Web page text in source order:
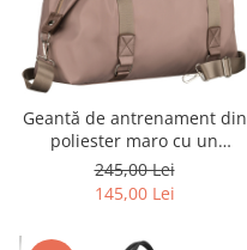
Geantă de antrenament din
poliester maro cu un
compartiment și închidere cu
fermoar - Peterson PTR-PTN
25531-5653 BROWN
245,00 Lei
145,00 Lei